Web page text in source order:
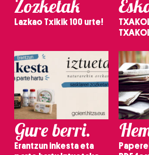
Zozketak
Lazkao Txikik 100 urte!
Gure berri.
Erantzun inkesta eta